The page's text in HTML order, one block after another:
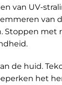
van UV-
van
Stoppen met
de huid.
het